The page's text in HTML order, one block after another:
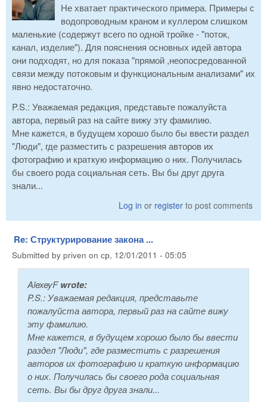
Не хватает практического примера. Примеры с
водопроводным краном и куллером слишком
маленькие (содержут всего по одной тройке - "поток,
канал, изделие"). Для пояснения основных идей автора
они подходят, но для показа "прямой ,неопосредованной
связи между потоковым и функциональным анализами" их
явно недостаточно.
P.S.: Уважаемая редакция, представьте пожалуйста
автора, первый раз на сайте вижу эту фамилию.
Мне кажется, в будущем хорошо было бы ввести раздел
"Люди", где разместить с разрешения авторов их
фотографию и краткую информацию о них. Получилась
бы своего рода социальная сеть. Вы бы друг друга
знали...
Log in or register to post comments
Re: Структурирование закона ...
Submitted by priven on ср, 12/01/2011 - 05:05
AlexeyFwrote:
P.S.: Уважаемая редакция, представьте
пожалуйста автора, первый раз на сайте вижу
эту фамилию.
Мне кажется, в будущем хорошо было бы ввести
раздел "Люди", где разместить с разрешения
авторов их фотографию и краткую информацию
о них. Получилась бы своего рода социальная
сеть. Вы бы друг друга знали...